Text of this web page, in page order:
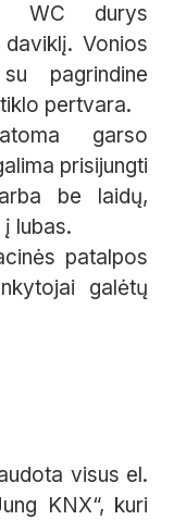
WC durys
Vonios
pagrindine
pertvara.
garso
prisijungti
be laidų,
lubas.
patalpos
galėtų
visus el.
KNX“, kuri